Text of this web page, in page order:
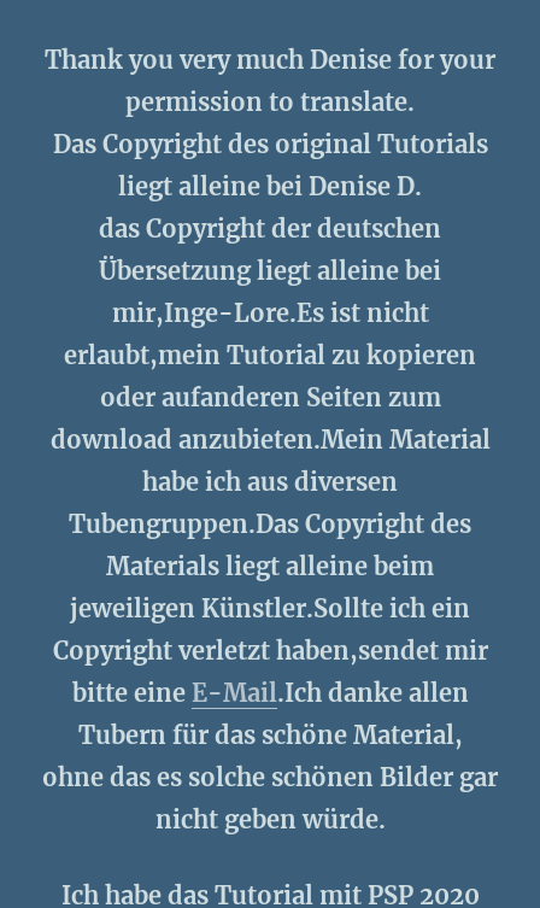
Thank you very much Denise for your
permission to translate.
Das Copyright des original Tutorials
liegt alleine bei Denise D.
das Copyright der deutschen
Übersetzung liegt alleine bei
mir,Inge-Lore.Es ist nicht
erlaubt,mein Tutorial zu kopieren
oder aufanderen Seiten zum
download anzubieten.Mein Material
habe ich aus diversen
Tubengruppen.Das Copyright des
Materials liegt alleine beim
jeweiligen Künstler.Sollte ich ein
Copyright verletzt haben,sendet mir
bitte eine E-Mail.Ich danke allen
Tubern für das schöne Material,
ohne das es solche schönen Bilder gar
nicht geben würde.
Ich habe das Tutorial mit PSP 2020